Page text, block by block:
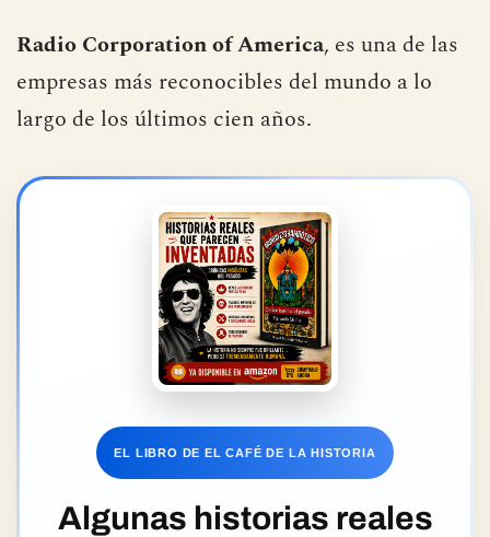
Radio Corporation of America, es una de las
empresas más reconocibles del mundo a lo
largo de los últimos cien años.
EL LIBRO DE EL CAFÉ DE LA HISTORIA
Algunas historias reales